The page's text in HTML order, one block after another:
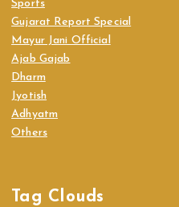
Sports
Gujarat Report Special
Mayur Jani Official
Ajab Gajab
Dharm
Jyotish
Adhyatm
Others
Tag Clouds